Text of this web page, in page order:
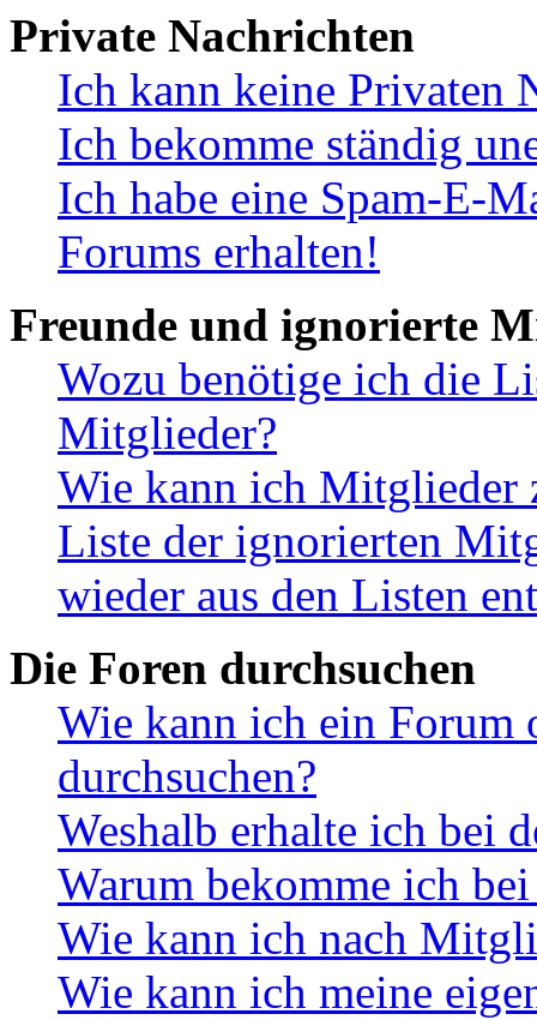
Private Nachrichten
Ich kann keine Privaten
Ich bekomme ständig
Ich habe eine Spam-E-
Forums erhalten!
Freunde und ignorierte
Wozu benötige ich die
Mitglieder?
Wie kann ich Mitglieder
Liste der ignorierten
wieder aus den Listen
Die Foren durchsuchen
Wie kann ich ein Forum
durchsuchen?
Weshalb erhalte ich bei
Warum bekomme ich
Wie kann ich nach
Wie kann ich meine